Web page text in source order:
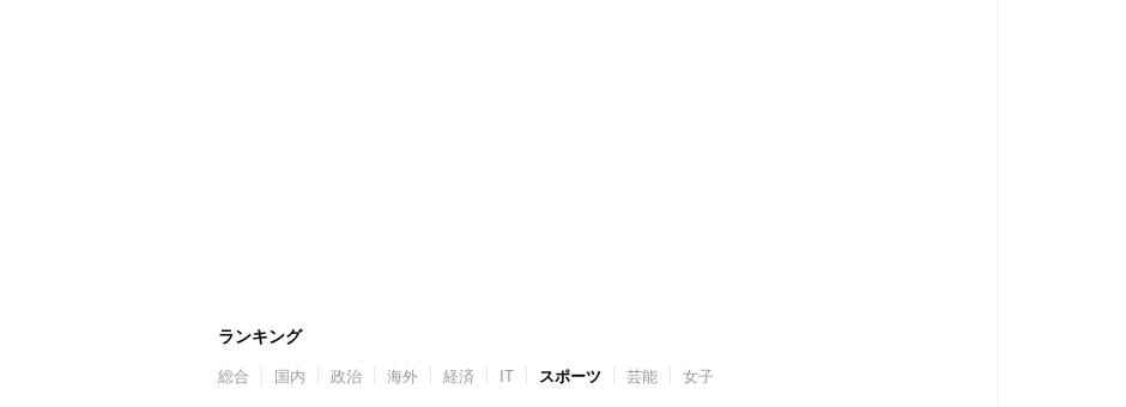
ランキング
総合 国内 政治 海外 経済 IT スポーツ 芸能 女子